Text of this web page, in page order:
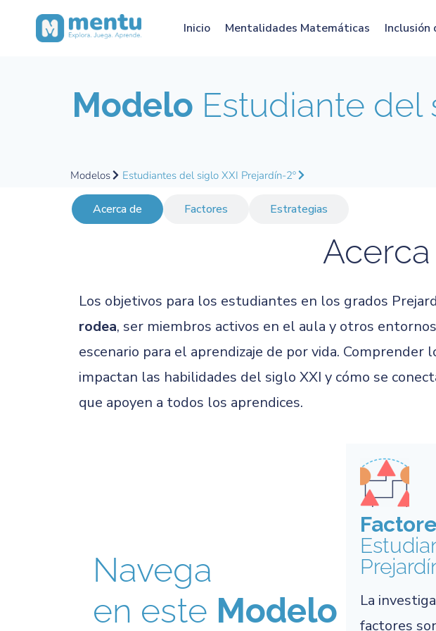
Inicio Mentalidades Matemáticas Inclusión
Modelo Estudiante del
Modelos Estudiantes del siglo XXI Prejardín-2º
Acerca de Factores Estrategias
Acerca
Los objetivos para los estudiantes en los grados
rodea, ser miembros activos en el aula y otros
escenario para el aprendizaje de por vida. Comprender
impactan las habilidades del siglo XXI y cómo se
que apoyen a todos los aprendices.
Navega
en este Modelo
La
factores